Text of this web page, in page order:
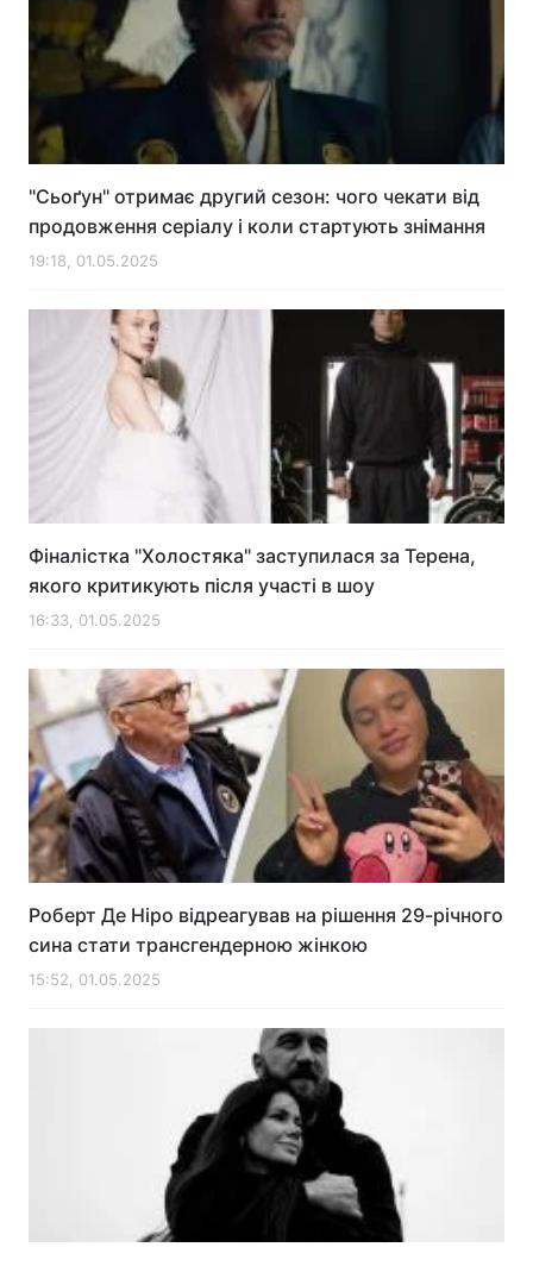
"Сьоґун" отримає другий сезон: чого чекати від
продовження серіалу і коли стартують знімання
19:18, 01.05.2025
Фіналістка "Холостяка" заступилася за Терена,
якого критикують після участі в шоу
16:33, 01.05.2025
Роберт Де Ніро відреагував на рішення 29-річного
сина стати трансгендерною жінкою
15:52, 01.05.2025